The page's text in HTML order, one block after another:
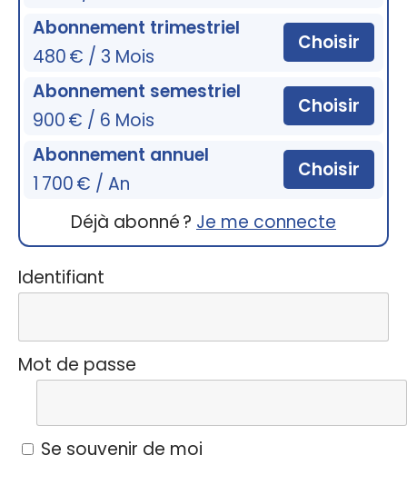
Abonnement trimestriel
480 € / 3 Mois
Choisir
Abonnement semestriel
900 € / 6 Mois
Choisir
Abonnement annuel
1 700 € / An
Choisir
Déjà abonné ? Je me connecte
Identifiant
Mot de passe
Se souvenir de moi